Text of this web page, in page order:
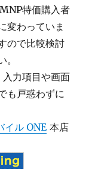
特価購入者
変わっていま
ので比較検討
力項目や画面
も戸惑わずに
イル ONE 本店